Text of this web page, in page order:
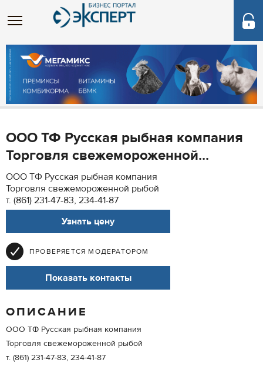
ООО ТФ Русская рыбная компания
Торговля свежемороженной...
ООО ТФ Русская рыбная компания
Торговля свежемороженной рыбой
т. (861) 231-47-83, 234-41-87
Узнать цену
ПРОВЕРЯЕТСЯ МОДЕРАТОРОМ
Показать контакты
ОПИСАНИЕ
ООО ТФ Русская рыбная компания
Торговля свежемороженной рыбой
т. (861) 231-47-83, 234-41-87